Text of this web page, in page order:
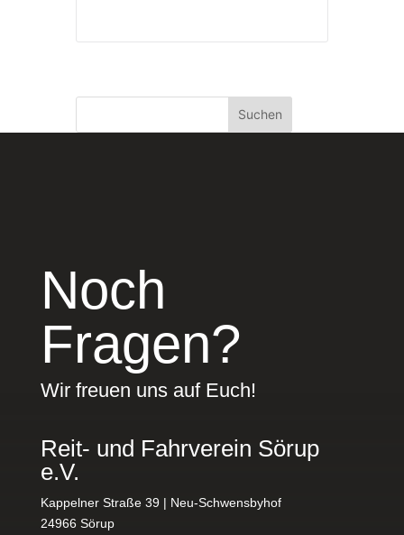
Suchen
Noch
Fragen?
Wir freuen uns auf Euch!
Reit- und Fahrverein Sörup
e.V.
Kappelner Straße 39 | Neu-Schwensbyhof
24966 Sörup